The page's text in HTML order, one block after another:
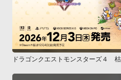
ドラゴンクエストモンスターズ４